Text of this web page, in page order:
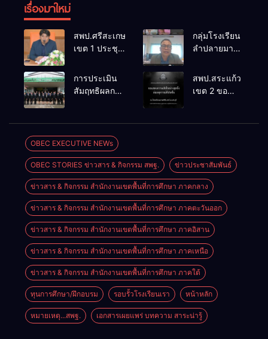
เรื่องมาใหม่
สพป.ศรีสะเกษ
เขต 1 ประชุม
จัดการ
แข่งขันงาน
ศิลปหัตถกรรม
74 ปีการ
ศึกษา 2569
กลุ่มโรงเรียน
ลำปลายมาศ
เคลื่อน RT,
NT, O-NET
การประเมิน
สัมฤทธิผลการ
ศึกษา
ตำแหน่ง รอง
ผู้อำนวยการ
สถานศึกษา
สพป.สระแก้ว
เขต 2 ขอ
OBEC EXECUTIVE NEWs
OBEC STORIES ข่าวสาร & กิจกรรม สพฐ. ข่าวประชาสัมพันธ์
ข่าวสาร & กิจกรรม สำนักงานเขตพื้นที่การศึกษา ภาคกลาง
ข่าวสาร & กิจกรรม สำนักงานเขตพื้นที่การศึกษา ภาคตะวันออก
ข่าวสาร & กิจกรรม สำนักงานเขตพื้นที่การศึกษา ภาคอิสาน
ข่าวสาร & กิจกรรม สำนักงานเขตพื้นที่การศึกษา ภาคเหนือ
ข่าวสาร & กิจกรรม สำนักงานเขตพื้นที่การศึกษา ภาคใต้
ทุนการศึกษา/ฝึกอบรม รอบรั้วโรงเรียนเรา หน้าหลัก
หมายเหตุ...สพฐ. เอกสารเผยแพร่ บทความ สาระน่ารู้